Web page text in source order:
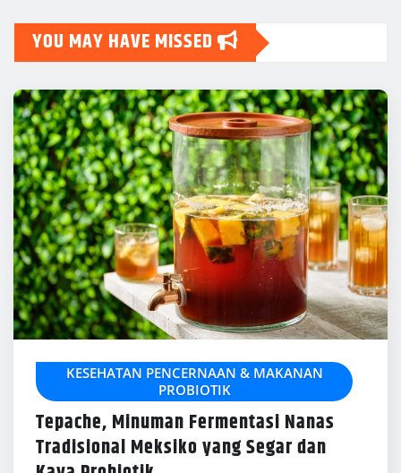
YOU MAY HAVE MISSED
KESEHATAN PENCERNAAN & MAKANAN
PROBIOTIK
Tepache, Minuman Fermentasi Nanas
Tradisional Meksiko yang Segar dan